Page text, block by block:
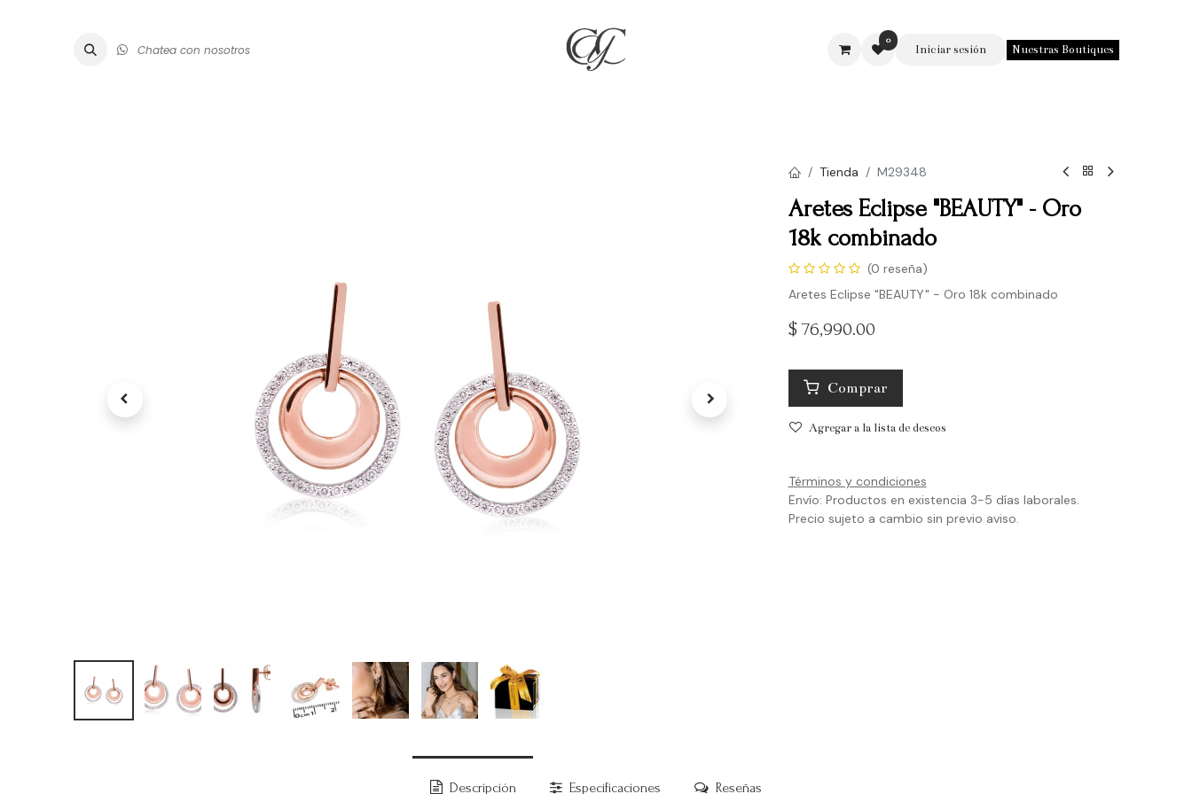
Chatea con nosotros
0
Iniciar sesión Nuestras Boutiques
Tienda M29348
Aretes Eclipse "BEAUTY" - Oro
18k combinado
(0 reseña)
Aretes Eclipse "BEAUTY" - Oro 18k combinado
$ 76,990.00
Comprar
Agregar a la lista de deseos
Términos y condiciones
Envío: Productos en existencia 3-5 días laborales.
Precio sujeto a cambio sin previo aviso.
Descripción Especificaciones Reseñas